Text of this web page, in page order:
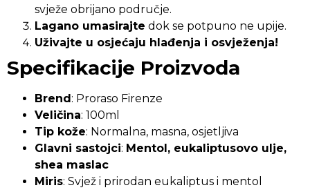
svježe obrijano područje.
Lagano umasirajte dok se potpuno ne upije.
Uživajte u osjećaju hlađenja i osvježenja!
Specifikacije Proizvoda
Brend: Proraso Firenze
Veličina: 100ml
Tip kože: Normalna, masna, osjetljiva
Glavni sastojci: Mentol, eukaliptusovo ulje,
shea maslac
Miris: Svjež i prirodan eukaliptus i mentol